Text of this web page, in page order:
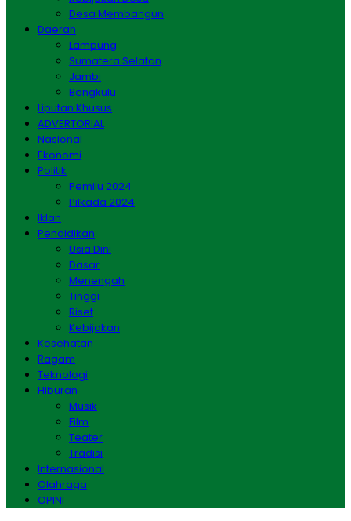
Desa Membangun
Daerah
Lampung
Sumatera Selatan
Jambi
Bengkulu
Liputan Khusus
ADVERTORIAL
Nasional
Ekonomi
Politik
Pemilu 2024
Pilkada 2024
Iklan
Pendidikan
Usia Dini
Dasar
Menengah
Tinggi
Riset
Kebijakan
Kesehatan
Ragam
Teknologi
Hiburan
Musik
Film
Teater
Tradisi
Internasional
Olahraga
OPINI